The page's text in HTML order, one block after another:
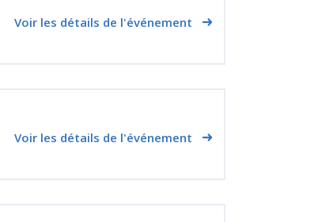
Voir les détails de l'événement
Voir les détails de l'événement